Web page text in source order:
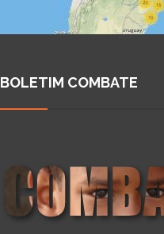
BOLETIM COMBATE